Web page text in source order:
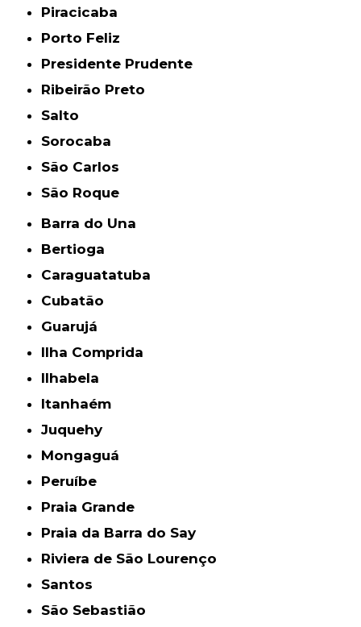
Piracicaba
Porto Feliz
Presidente Prudente
Ribeirão Preto
Salto
Sorocaba
São Carlos
São Roque
Barra do Una
Bertioga
Caraguatatuba
Cubatão
Guarujá
Ilha Comprida
Ilhabela
Itanhaém
Juquehy
Mongaguá
Peruíbe
Praia Grande
Praia da Barra do Say
Riviera de São Lourenço
Santos
São Sebastião